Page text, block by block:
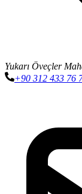
Yukarı Öveçler
+90 312 433 76